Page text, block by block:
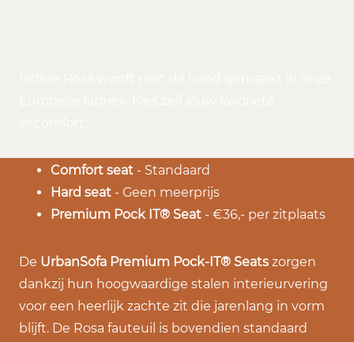
Comfort seat - Standaard
Hard seat - Geen meerprijs
Premium Pock IT® Seat - €36,- per zitplaats
De UrbanSofa Premium Pock-IT® Seats zorgen
dankzij hun hoogwaardige stalen interieurvering
voor een heerlijk zachte zit die jarenlang in vorm
blijft. De Rosa fauteuil is bovendien standaard